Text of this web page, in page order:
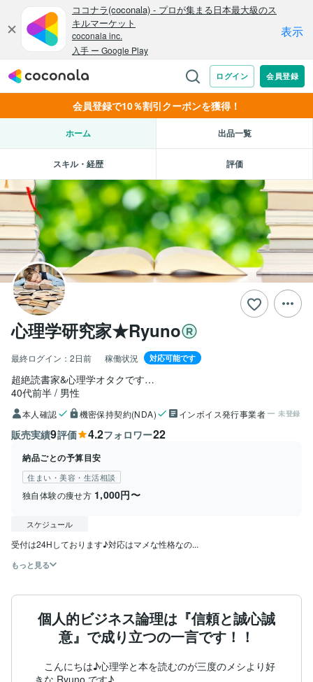
会員登録で10％割引クーポンを獲得！
ホーム 出品一覧
スキル・経歴 評価
心理学研究家★Ryuno
最終ログイン： 2日前 稼働状況 対応可能です
超絶読書家&心理学オタクです…
40代前半
男性
本人確認 機密保持契約(NDA) インボイス発行事業者 未登録
販売実績9評価 4.2フォロワー22
納品ごとの予算目安
住まい・美容・生活相談
独自体験の痩せ方 1,000円〜
スケジュール
受付は24Hしております♪対応はマメな性格なの...
もっと見る
個人的ビジネス論理は『信頼と誠心誠
意』で成り立つの一言です！！
こんにちは♪心理学と本を読むのが三度のメシより好
きな Ryuno です♪